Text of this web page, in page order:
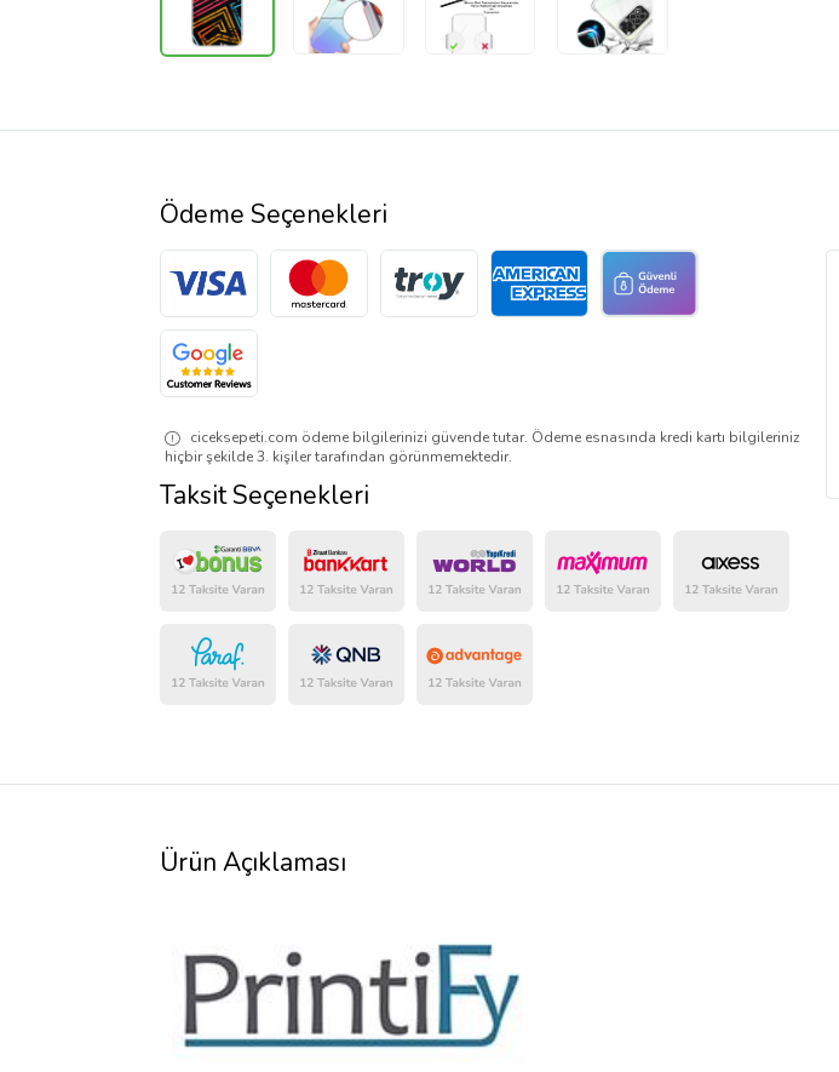
Ödeme Seçenekleri
ciceksepeti.com ödeme bilgilerinizi güvende tutar. Ödeme esnasında kredi kartı bilgileriniz
hiçbir şekilde 3. kişiler tarafından görünmemektedir.
Taksit Seçenekleri
Ürün Açıklaması